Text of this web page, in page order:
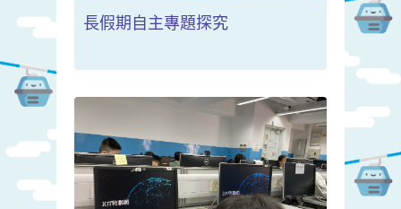
長假期自主專題探究